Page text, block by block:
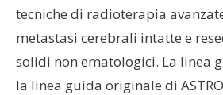
tecniche di radioterapia
metastasi cerebrali intatte e
solidi non ematologici. La linea
la linea guida originale di